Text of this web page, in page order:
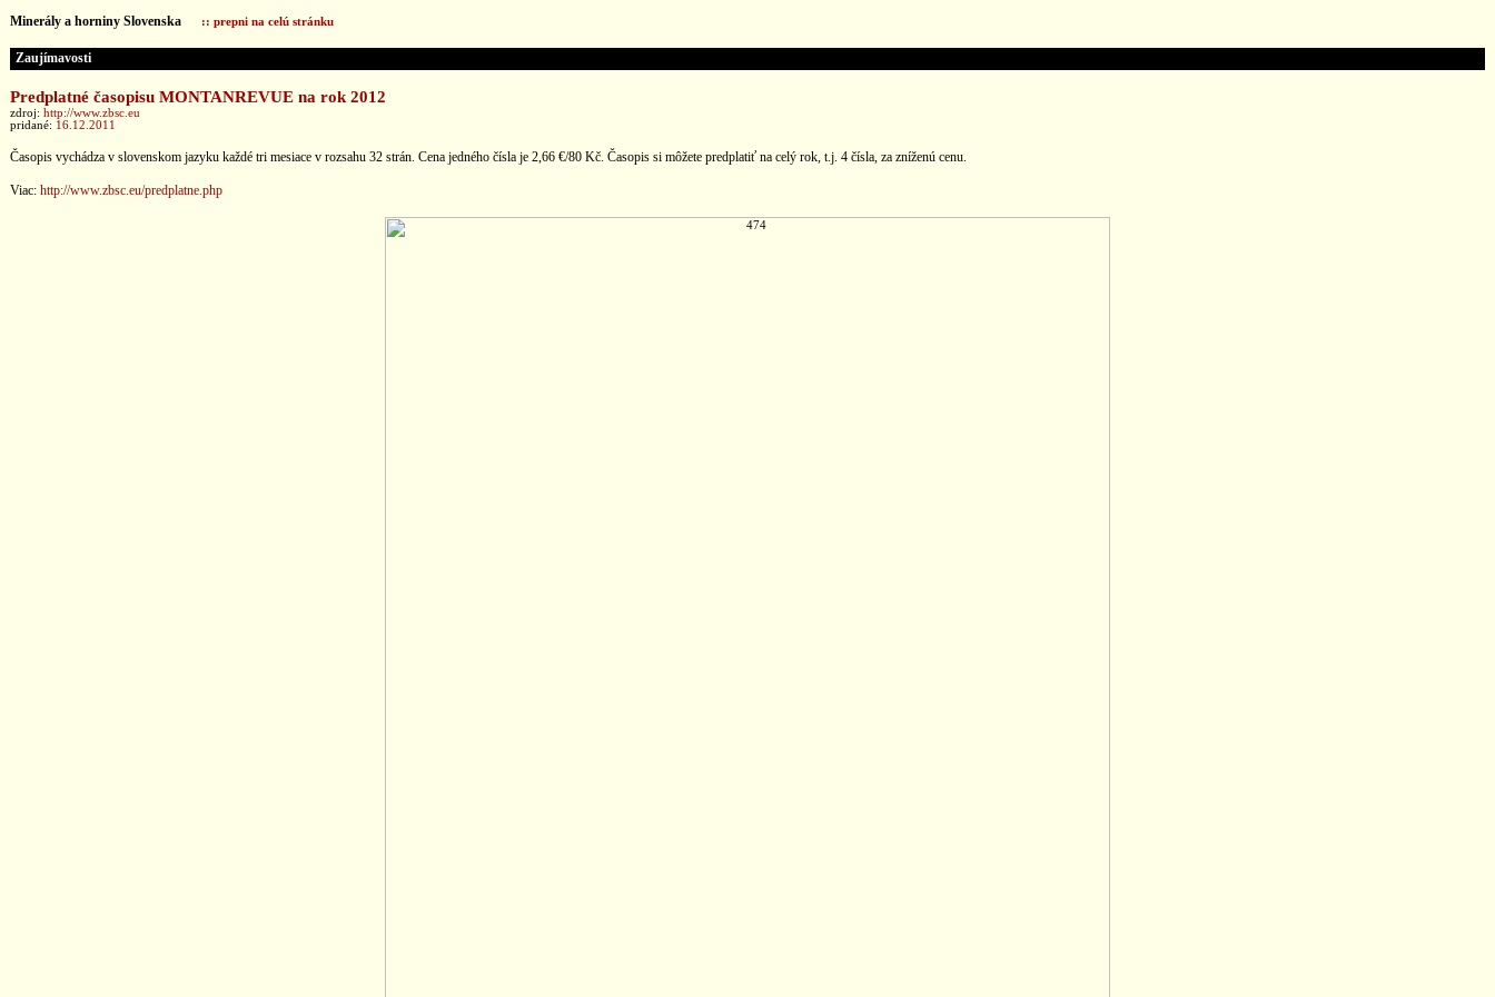
Minerály a horniny Slovenska :: prepni na celú stránku
Zaujímavosti
Predplatné časopisu MONTANREVUE na rok 2012
zdroj: http://www.zbsc.eu
pridané: 16.12.2011
Časopis vychádza v slovenskom jazyku každé tri mesiace v rozsahu 32 strán. Cena jedného čísla je 2,66 €/80 Kč. Časopis si môžete predplatiť na celý rok, t.j. 4 čísla, za zníženú cenu.
Viac: http://www.zbsc.eu/predplatne.php